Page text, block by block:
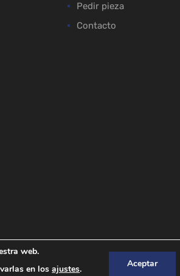
Pedir pieza
Contacto
web.
en losajustes. Aceptar